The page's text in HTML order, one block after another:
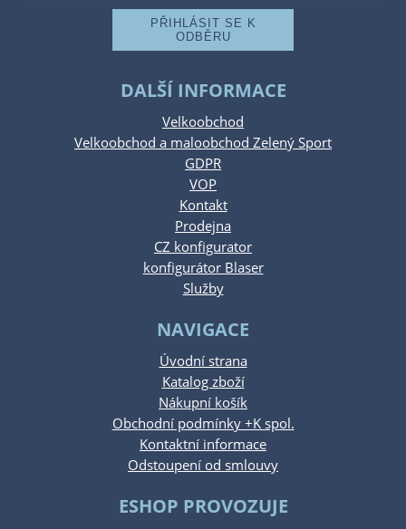
DALŠÍ INFORMACE
Velkoobchod
Velkoobchod a maloobchod Zelený Sport
GDPR
VOP
Kontakt
Prodejna
CZ konfigurator
konfigurátor Blaser
Služby
NAVIGACE
Úvodní strana
Katalog zboží
Nákupní košík
Obchodní podmínky +K spol.
Kontaktní informace
Odstoupení od smlouvy
ESHOP PROVOZUJE